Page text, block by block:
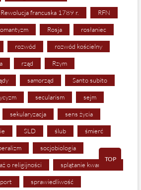
Rewolucja francuska 1789 r. RFN
Rosja rosłaniec
rozwód rozwód kościelny
rząd Rzym
samorząd Santo subito
secularism sejm
sekularyzacja sens życia
SLD ślub śmierć
socjobiologia
o religijności splątanie kwantowe
sprawiedliwość
TOP